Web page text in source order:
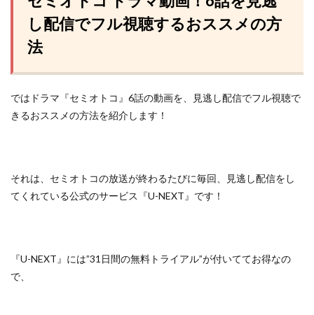
し配信でフル視聴するおススメの方
法
ではドラマ『セミオトコ』6話の動画を、見逃し配信でフル視聴で
きるおススメの方法を紹介します！
それは、セミオトコの放送が終わるたびに毎回、見逃し配信をし
てくれている公式のサービス『U-NEXT』 です！
『U-NEXT』には”31日間の無料トライアル”が付いててお得なの
で、